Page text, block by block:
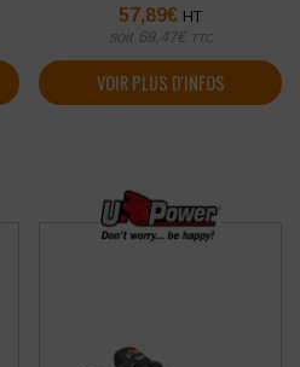
57,89€ HT
soit 69,47€ TTC
VOIR PLUS D'INFOS